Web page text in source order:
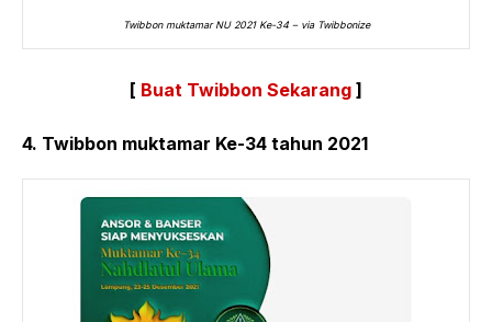
Twibbon muktamar NU 2021 Ke-34 – via Twibbonize
[ Buat Twibbon Sekarang ]
4. Twibbon muktamar Ke-34 tahun 2021